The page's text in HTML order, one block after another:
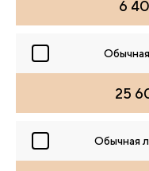
6
25
Обычная